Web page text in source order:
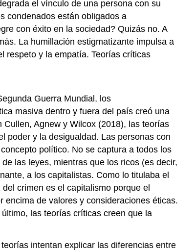
el vínculo de una persona con su
condenados están obligados a
con éxito en la sociedad? Quizás no. A
La humillación estigmatizante impulsa a
respeto y la empatía. Teorías críticas
Guerra Mundial, los
masiva dentro y fuera del país creó una
Cullen, Agnew y Wilcox (2018), las teorías
poder y la desigualdad. Las personas con
político. No se captura a todos los
las leyes, mientras que los ricos (es decir,
a los capitalistas. Como lo titulaba el
crimen es el capitalismo porque el
de valores y consideraciones éticas.
las teorías críticas creen que la
intentan explicar las diferencias entre